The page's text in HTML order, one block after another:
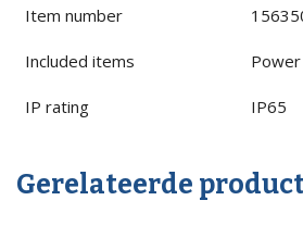
Item number
Included items
IP rating IP65
Gerelateerde